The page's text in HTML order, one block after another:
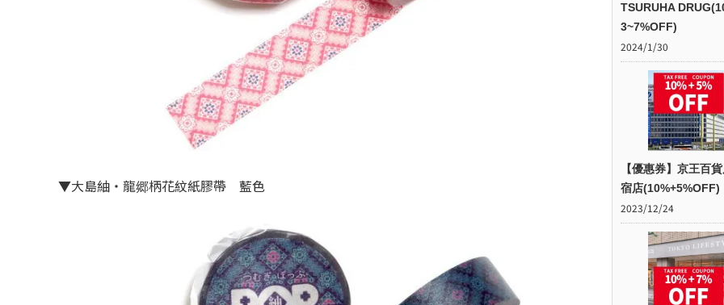
▼大島紬・龍郷柄花紋紙膠帶 藍色
TSURUHA
3~7%OFF)
2024/1/30
【優惠券】京王百
宿店(10%+5%OFF)
2023/12/24